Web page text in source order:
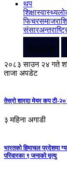
थप
शिक्षास्वास्थ्य
फिचरसमाज
संसार
English
२०८३ साउन २४ गते
ताजा अपडेट
तेस्रो शारदा मेयर कप टी-२०
३ महिना अगाडी
भारतको हिमाचल प्रदेशमा
परिवारका ९ जनाको मृत्यु